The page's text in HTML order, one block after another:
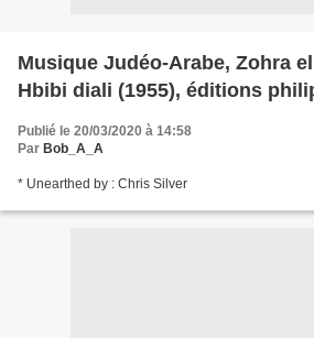
Musique Judéo-Arabe, Zohra
Hbibi diali (1955), éditions
Publié le 20/03/2020 à 14:58
Par Bob_A_A
* Unearthed by : Chris Silver